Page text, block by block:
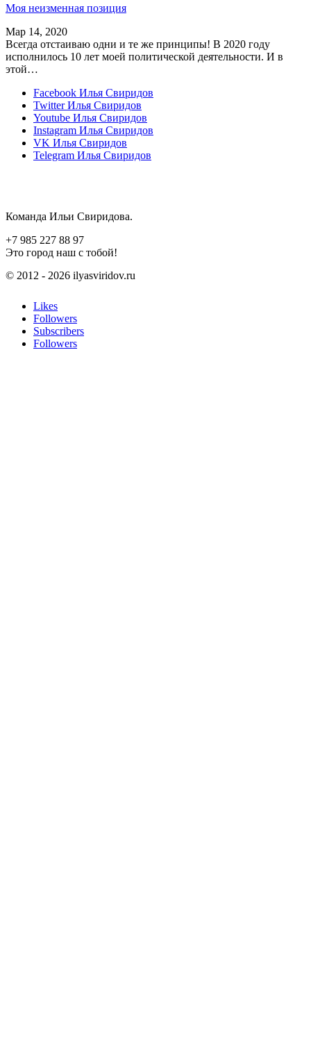
Моя неизменная позиция
Мар 14, 2020
Всегда отстаиваю одни и те же принципы! В 2020 году
исполнилось 10 лет моей политической деятельности. И в
этой…
Facebook Илья Свиридов
Twitter Илья Свиридов
Youtube Илья Свиридов
Instagram Илья Свиридов
VK Илья Свиридов
Telegram Илья Свиридов
Команда Ильи Свиридова.
+7 985 227 88 97
Это город наш с тобой!
© 2012 - 2026 ilyasviridov.ru
Likes
Followers
Subscribers
Followers